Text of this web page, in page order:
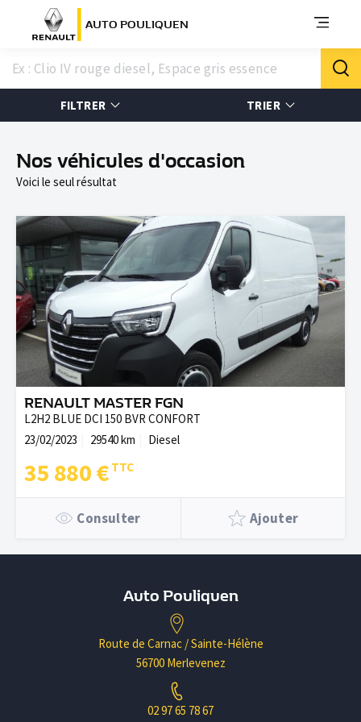
AUTO POULIQUEN
FILTRER TRIER
Nos véhicules d'occasion
Voici le seul résultat
RENAULT MASTER FGN
L2H2 BLUE DCI 150 BVR CONFORT
23/02/2023
29540 km Diesel
35 880 €
Consulter Ajouter
Auto Pouliquen
Route de Carnac / Sainte-Hélène
56700 Merlevenez
02 97 65 78 67